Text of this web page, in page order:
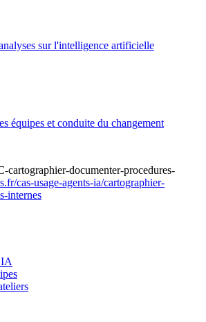
sur l'intelligence artificielle
équipes et conduite du changement
cartographier-documenter-procedures-
cas-usage-agents-ia/cartographier-
internes